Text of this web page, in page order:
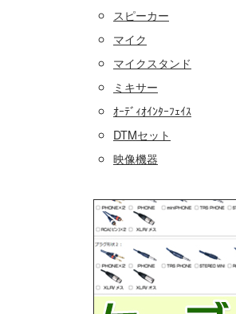
スピーカー
マイク
マイクスタンド
ミキサー
ｵｰﾃﾞｨｵｲﾝﾀｰﾌｪｲｽ
DTMセット
映像機器